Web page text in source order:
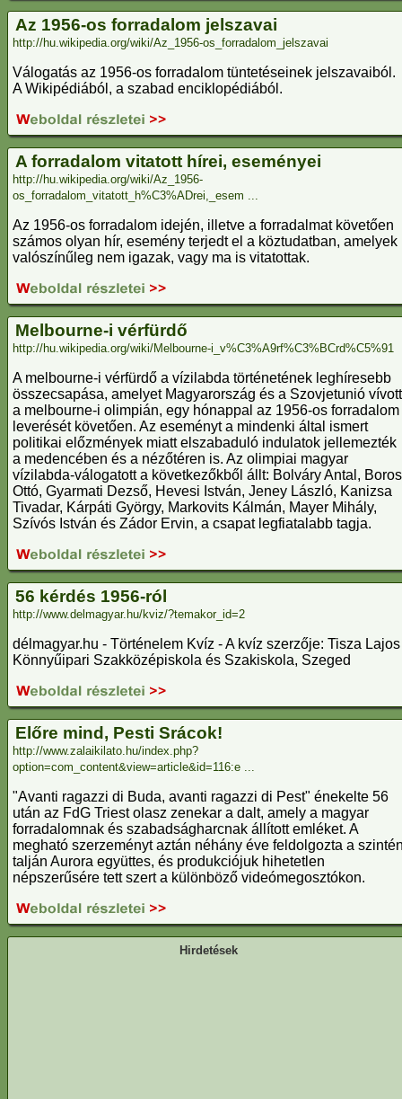
Az 1956-os forradalom jelszavai
http://hu.wikipedia.org/wiki/Az_1956-os_forradalom_jelszavai
Válogatás az 1956-os forradalom tüntetéseinek jelszavaiból.
A Wikipédiából, a szabad enciklopédiából.
A forradalom vitatott hírei, eseményei
http://hu.wikipedia.org/wiki/Az_1956-
os_forradalom_vitatott_h%C3%ADrei,_esem ...
Az 1956-os forradalom idején, illetve a forradalmat követően
számos olyan hír, esemény terjedt el a köztudatban, amelyek
valószínűleg nem igazak, vagy ma is vitatottak.
Melbourne-i vérfürdő
http://hu.wikipedia.org/wiki/Melbourne-i_v%C3%A9rf%C3%BCrd%C5%91
A melbourne-i vérfürdő a vízilabda történetének leghíresebb
összecsapása, amelyet Magyarország és a Szovjetunió vívott
a melbourne-i olimpián, egy hónappal az 1956-os forradalom
leverését követően. Az eseményt a mindenki által ismert
politikai előzmények miatt elszabaduló indulatok jellemezték
a medencében és a nézőtéren is. Az olimpiai magyar
vízilabda-válogatott a következőkből állt: Bolváry Antal, Boros
Ottó, Gyarmati Dezső, Hevesi István, Jeney László, Kanizsa
Tivadar, Kárpáti György, Markovits Kálmán, Mayer Mihály,
Szívós István és Zádor Ervin, a csapat legfiatalabb tagja.
56 kérdés 1956-ról
http://www.delmagyar.hu/kviz/?temakor_id=2
délmagyar.hu - Történelem Kvíz - A kvíz szerzője: Tisza Lajos
Könnyűipari Szakközépiskola és Szakiskola, Szeged
Előre mind, Pesti Srácok!
http://www.zalaikilato.hu/index.php?
option=com_content&view=article&id=116:e ...
"Avanti ragazzi di Buda, avanti ragazzi di Pest" énekelte 56
után az FdG Triest olasz zenekar a dalt, amely a magyar
forradalomnak és szabadságharcnak állított emléket. A
megható szerzeményt aztán néhány éve feldolgozta a
talján Aurora együttes, és produkciójuk hihetetlen
népszerűsére tett szert a különböző videómegosztókon.
Hirdetések